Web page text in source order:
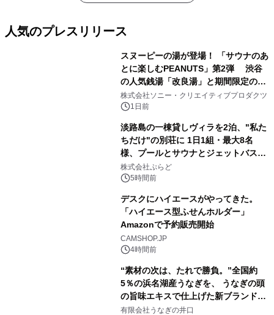
人気のプレスリリース
スヌーピーの湯が登場！ 「サウナのあ
とに楽しむPEANUTS」第2弾 渋谷
の人気銭湯「改良湯」と期間限定のコ
ラボレーション サウナイキタイコラ
ボグッズも発売決定！
株式会社ソニー・クリエイティブプロダクツ
1日前
淡路島の一棟貸しヴィラを2泊、"私た
ちだけ"の別荘に 1日1組・最大8名
様、プールとサウナとジェットバス付
きで Villa Mon Temps AWAJIの連泊
素泊りプラン
株式会社ぷらど
5時間前
デスクにハイエースがやってきた。
「ハイエース型ふせんホルダー」
Amazonで予約販売開始
CAMSHOP.JP
4時間前
“素材の次は、たれで勝負。”全国約
5％の浜名湖産うなぎを、 うなぎの頭
の旨味エキスで仕上げた新ブランド
「井口の誉」誕生
有限会社うなぎの井口